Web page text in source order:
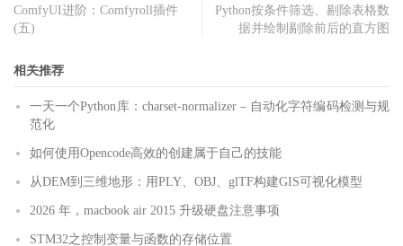
ComfyUI进阶：Comfyroll插件
(五)
Python按条件筛选、剔除表格数
据并绘制剔除前后的直方图
相关推荐
一天一个Python库：charset-normalizer – 自动化字符编码检测与规
范化
如何使用Opencode高效的创建属于自己的技能
从DEM到三维地形：用PLY、OBJ、glTF构建GIS可视化模型
2026 年，macbook air 2015 升级硬盘注意事项
STM32之控制变量与函数的存储位置